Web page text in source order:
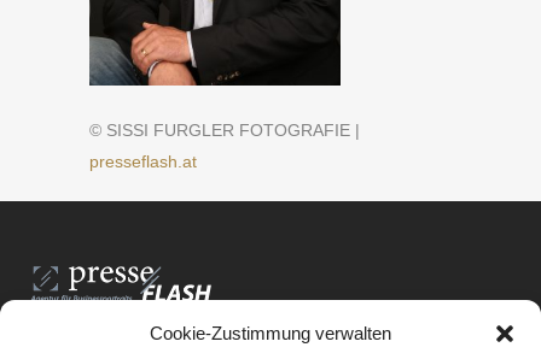
Cookie-Zustimmung verwalten
© SISSI FURGLER FOTOGRAFIE |
presseflash.at
PresseFlash e.U.